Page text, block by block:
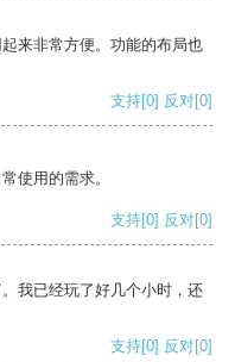
来非常方便。功能的布局也
支持[0] 反对[0]
使用的需求。
支持[0] 反对[0]
我已经玩了好几个小时，还
支持[0] 反对[0]